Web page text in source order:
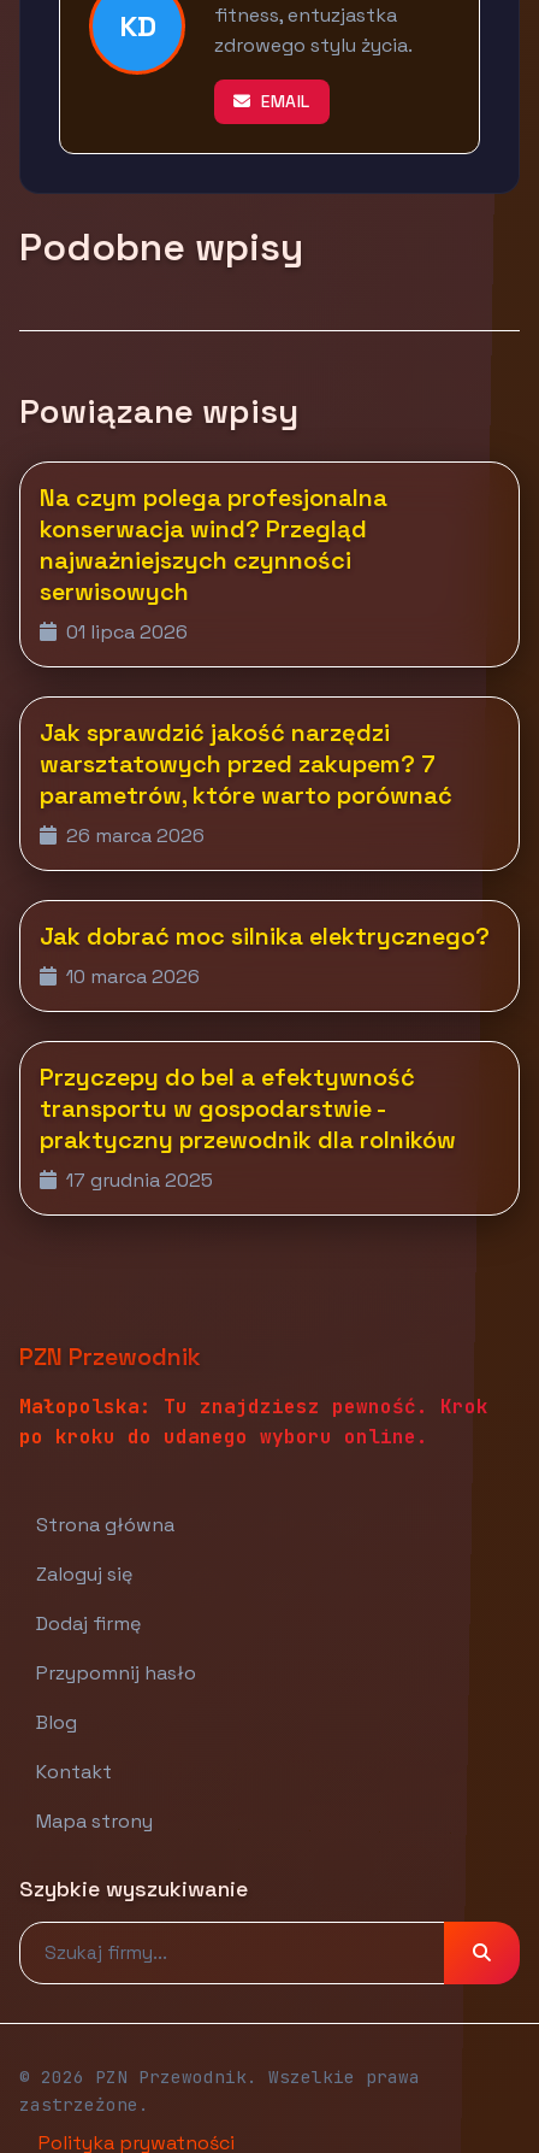
KD
fitness, entuzjastka
zdrowego stylu życia.
EMAIL
Podobne wpisy
Powiązane wpisy
Na czym polega profesjonalna
konserwacja wind? Przegląd
najważniejszych czynności
serwisowych
01 lipca 2026
Jak sprawdzić jakość narzędzi
warsztatowych przed zakupem? 7
parametrów, które warto porównać
26 marca 2026
Jak dobrać moc silnika elektrycznego?
10 marca 2026
Przyczepy do bel a efektywność
transportu w gospodarstwie -
praktyczny przewodnik dla rolników
17 grudnia 2025
PZN Przewodnik
Małopolska: Tu znajdziesz pewność. Krok
po kroku do udanego wyboru online.
Strona główna
Zaloguj się
Dodaj firmę
Przypomnij hasło
Blog
Kontakt
Mapa strony
Szybkie wyszukiwanie
© 2026 PZN Przewodnik. Wszelkie prawa
zastrzeżone.
Polityka prywatności